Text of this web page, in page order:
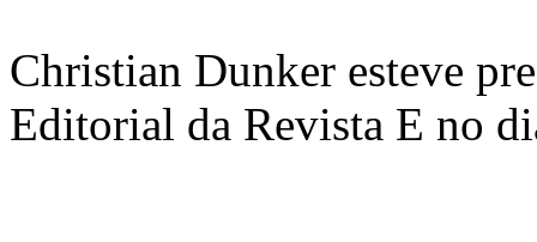
Christian Dunker esteve
Editorial da Revista E no